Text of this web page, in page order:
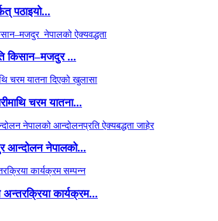
पठाइयो...
किसान–मजदुर ...
चरम यातना...
आन्दोलन नेपालको...
अन्तरक्रिया कार्यक्रम...